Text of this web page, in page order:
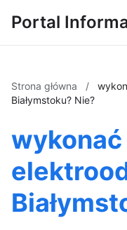
Portal
Strona główna /
Białymstoku? Nie?